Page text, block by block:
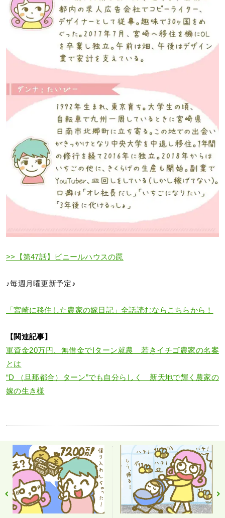
>>【第47話】ビニールハウスの罠
♪毎週月曜更新予定♪
「宮崎に移住した農家の嫁日記」全話読むならこちらから！
【関連記事】
軍資金20万円、無借金でIターン就農 若きイチゴ農家の名案
とは
“D （旦那都合）ターン”でも自分らしく 新天地で輝く農家の
嫁の生き様